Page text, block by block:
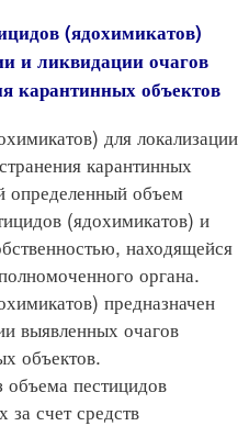
(ядохимикатов)
очагов
объектов
для локализации
карантинных
определенный объем
(ядохимикатов) и
находящейся
органа.
предназначен
выявленных очагов
объектов.
пестицидов
за счет средств